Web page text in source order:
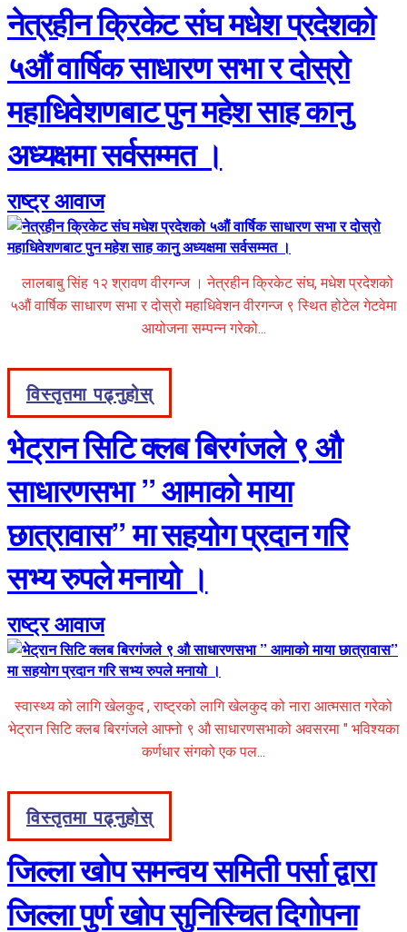
नेत्रहीन क्रिकेट संघ मधेश प्रदेशको
५औं वार्षिक साधारण सभा र दोस्रो
महाधिवेशणबाट पुन महेश साह कानु
अध्यक्षमा सर्वसम्मत ।
राष्ट्र आवाज
लालबाबु सिंह १२ श्रावण वीरगन्ज । नेत्रहीन क्रिकेट संघ, मधेश प्रदेशको
५औं वार्षिक साधारण सभा र दोस्रो महाधिवेशन वीरगन्ज ९ स्थित होटेल गेटवेमा
आयोजना सम्पन्न गरेको...
विस्तृतमा पढ्नुहोस्
भेट्रान सिटि क्लब बिरगंजले ९ औ
साधारणसभा ” आमाको माया
छात्रावास” मा सहयोग प्रदान गरि
सभ्य रुपले मनायो ।
राष्ट्र आवाज
स्वास्थ्य को लागि खेलकुद , राष्ट्रको लागि खेलकुद को नारा आत्मसात गरेको
भेट्रान सिटि क्लब बिरगंजले आफ्नो ९ औ साधारणसभाको अवसरमा " भविश्यका
कर्णधार संगको एक पल...
विस्तृतमा पढ्नुहोस्
जिल्ला खोप समन्वय समिती पर्सा द्वारा
जिल्ला पुर्ण खोप सुनिस्चित दिगोपना